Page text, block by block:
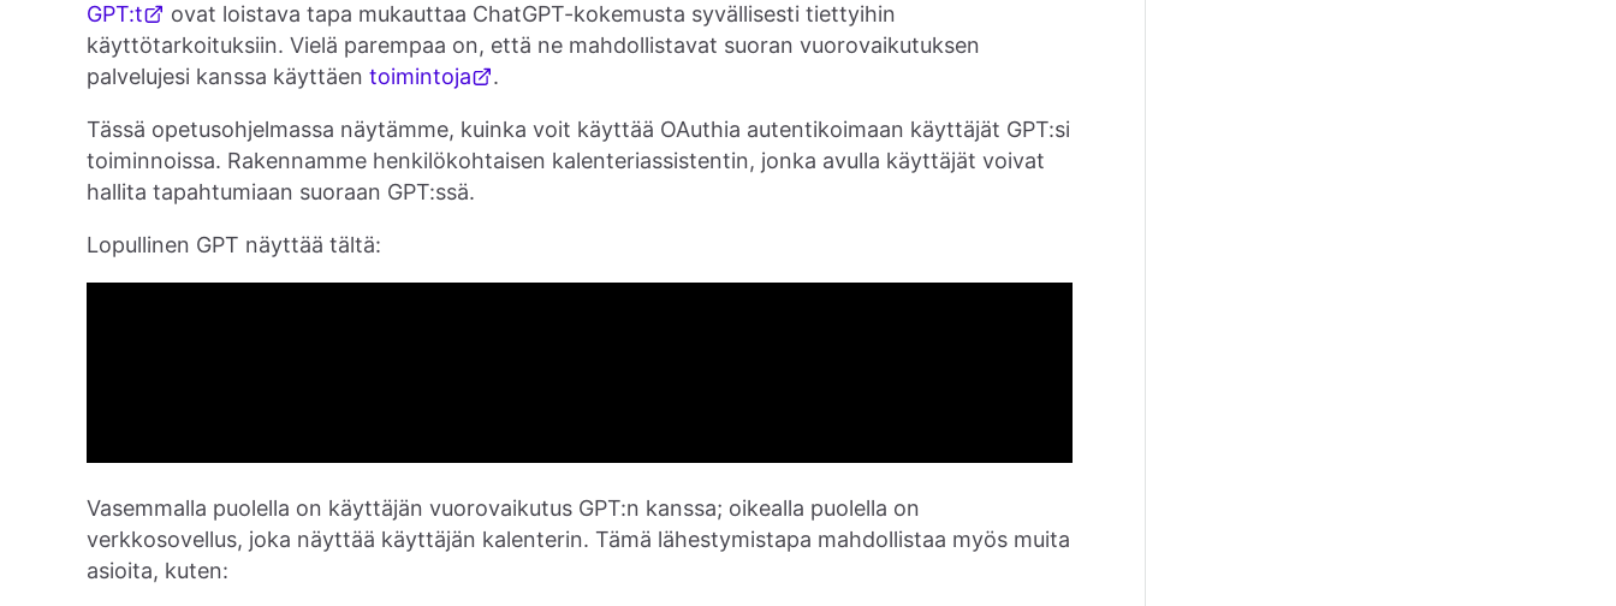
GPT:t
ovat loistava tapa mukauttaa ChatGPT-kokemusta syvällisesti tiettyihin
käyttötarkoituksiin. Vielä parempaa on, että ne mahdollistavat suoran vuorovaikutuksen
palvelujesi kanssa käyttäen toimintoja .
Tässä opetusohjelmassa näytämme, kuinka voit käyttää OAuthia autentikoimaan käyttäjät GPT:si
toiminnoissa. Rakennamme henkilökohtaisen kalenteriassistentin, jonka avulla käyttäjät voivat
hallita tapahtumiaan suoraan GPT:ssä.
Lopullinen GPT näyttää tältä:
Vasemmalla puolella on käyttäjän vuorovaikutus GPT:n kanssa; oikealla puolella on
verkkosovellus, joka näyttää käyttäjän kalenterin. Tämä lähestymistapa mahdollistaa myös muita
asioita, kuten: